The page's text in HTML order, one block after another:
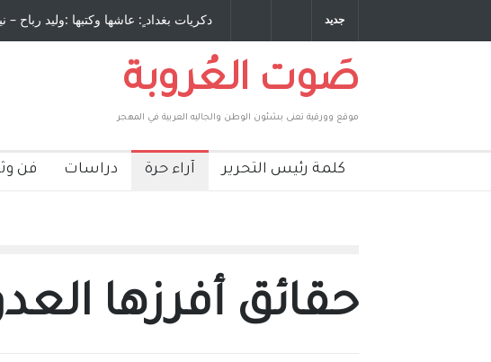
جديد دكريات بغداد ٍ: عاشها وكتبها :وليد رباح طاحنة كتب وترافع فيها بنفسه مرة اخرى.. الشيخ
صاغرون،
صَوت العُروبة
موقع وورقية تعنى بشئون الوطن والجاليه العربية في المهجر
كلمة رئيس التحرير آراء حرة دراسات فن
حقائق أفرزها